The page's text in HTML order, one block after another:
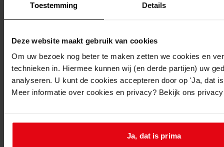
Toestemming Details
Deze website maakt gebruik van cookies
Om uw bezoek nog beter te maken zetten we cookies en
technieken in. Hiermee kunnen wij (en derde partijen) uw
analyseren. U kunt de cookies accepteren door op 'Ja, dat
Meer informatie over cookies en privacy? Bekijk ons
Ja, dat is prima